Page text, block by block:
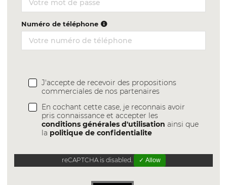
Numéro de téléphone
J'accepte de recevoir des propositions
commerciales de nos partenaires
En cochant cette case, je reconnais avoir
pris connaissance et accepter les
conditions générales d'utilisation ainsi que
la politique de confidentialite
reCAPTCHA is disabled. ✓ Allow